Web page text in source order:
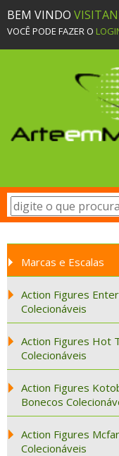
BEM VINDO
VOCÊ PODE FAZER O
Marcas e Escalas
Action Figures
Colecionáveis
Action Figures Hot
Colecionáveis
Action Figures
Bonecos
Action Figures
Colecionáveis